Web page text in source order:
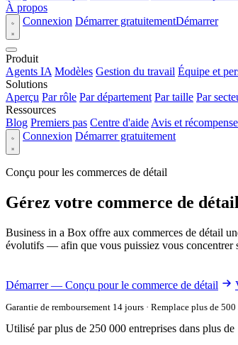
À propos
Connexion Démarrer gratuitementDémarrer
Produit
Agents IA Modèles Gestion du travail Équipe et
Solutions
Aperçu Par rôle Par département Par taille Par
Ressources
Blog Premiers pas Centre d'aide Avis et
Connexion Démarrer gratuitement
Conçu pour les commerces de détail
Gérez votre commerce de
Business in a Box offre aux commerces de détail
évolutifs — afin que vous puissiez vous concentrer
Démarrer — Conçu pour le commerce de détail
Garantie de remboursement 14 jours · Remplace plus de
Utilisé par plus de 250 000 entreprises dans plus de